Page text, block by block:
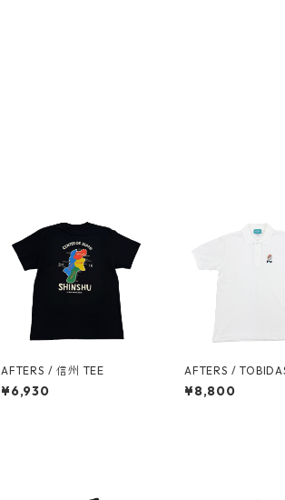
AFTERS / 信州 TEE
¥6,930
AFTERS /
POLO
¥8,800